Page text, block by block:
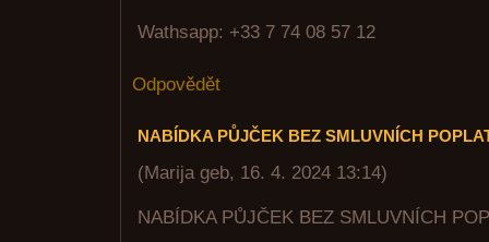
Wathsapp: +33 7 74 08 57 12
Odpovědět
NABÍDKA PŮJČEK BEZ SMLUVNÍCH
(Marija geb, 16. 4. 2024 13:14)
NABÍDKA PŮJČEK BEZ SMLUVNÍCH